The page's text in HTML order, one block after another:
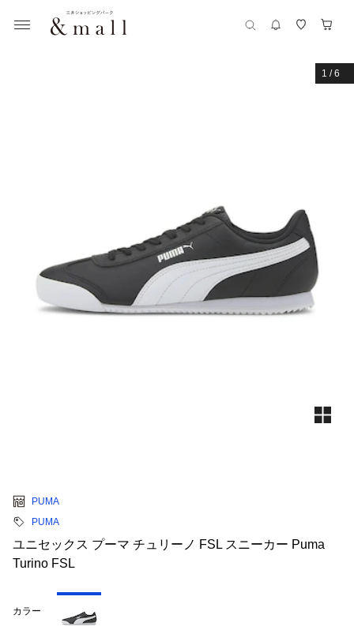
1 /6
PUMA
PUMA
ユニセックス プーマ チュリーノ FSL スニーカー Puma
Turino FSL
カラー